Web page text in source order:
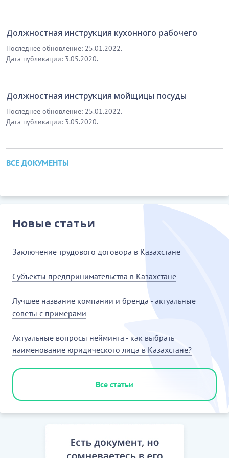
Должностная инструкция кухонного рабочего
Последнее обновление: 25.01.2022.
Дата публикации: 3.05.2020.
Должностная инструкция мойщицы посуды
Последнее обновление: 25.01.2022.
Дата публикации: 3.05.2020.
ВСЕ ДОКУМЕНТЫ
Новые статьи
Заключение трудового договора в Казахстане
Субъекты предпринимательства в Казахстане
Лучшее название компании и бренда - актуальные
советы с примерами
Актуальные вопросы нейминга - как выбрать
наименование юридического лица в Казахстане?
Все статьи